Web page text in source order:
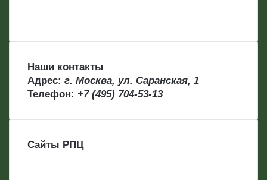
Наши контакты
Адрес: г. Москва, ул. Саранская, 1
Телефон: +7 (495) 704-53-13
Сайты РПЦ